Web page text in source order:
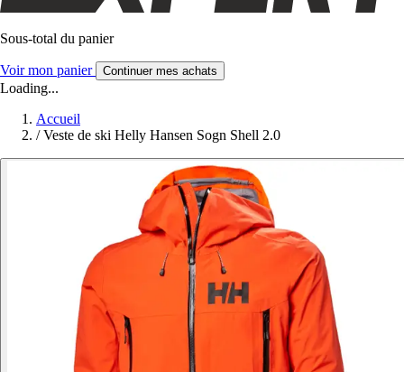
Sous-total du panier
Voir mon panier Continuer mes achats
Loading...
Accueil
/ Veste de ski Helly Hansen Sogn Shell 2.0